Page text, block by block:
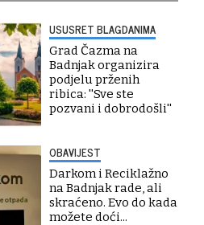
USUSRET BLAGDANIMA
Grad Čazma na
Badnjak organizira
podjelu prženih
ribica: ''Sve ste
pozvani i dobrodošli''
OBAVIJEST
Darkom i Reciklažno
na Badnjak rade, ali
skraćeno. Evo do kada
možete doći...